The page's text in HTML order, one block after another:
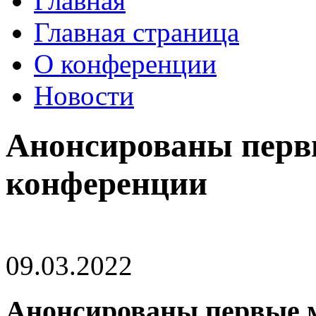
Главная страница
О конференции
Новости
Анонсированы
конференции
09.03.2022